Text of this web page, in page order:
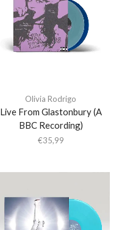
Olivia Rodrigo
Live From Glastonbury (A
BBC Recording)
€35,99